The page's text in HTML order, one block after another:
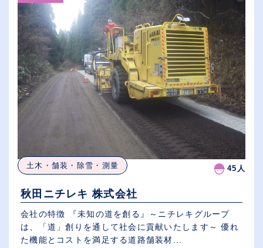
土木・舗装・除雪・測量 45人
秋田ニチレキ 株式会社
会社の特徴 『未知の道を創る』～ニチレキグループ
は、「道」創りを通して社会に貢献いたします～ 優れ
た機能とコストを満足する道路舗装材...